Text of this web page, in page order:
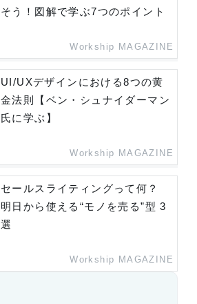
そう！図解で学ぶ7つのポイント
Workship MAGAZINE
UI/UXデザインにおける8つの黄
金法則【ベン・シュナイダーマン
氏に学ぶ】
Workship MAGAZINE
セールスライティングって何？
明日から使える“モノを売る”型 3
選
Workship MAGAZINE